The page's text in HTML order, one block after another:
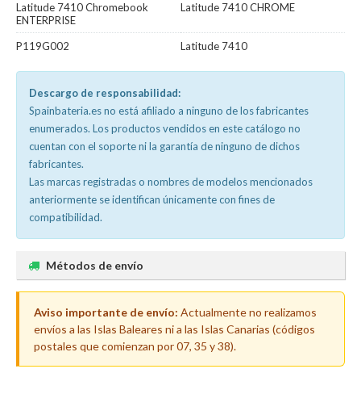
Latitude 7410 Chromebook
ENTERPRISE
Latitude 7410 CHROME
P119G002 Latitude 7410
Descargo de responsabilidad:
Spainbateria.es no está afiliado a ninguno de los fabricantes
enumerados. Los productos vendidos en este catálogo no
cuentan con el soporte ni la garantía de ninguno de dichos
fabricantes.
Las marcas registradas o nombres de modelos mencionados
anteriormente se identifican únicamente con fines de
compatibilidad.
Métodos de envío
Aviso importante de envío: Actualmente no realizamos
envíos a las Islas Baleares ni a las Islas Canarias (códigos
postales que comienzan por 07, 35 y 38).